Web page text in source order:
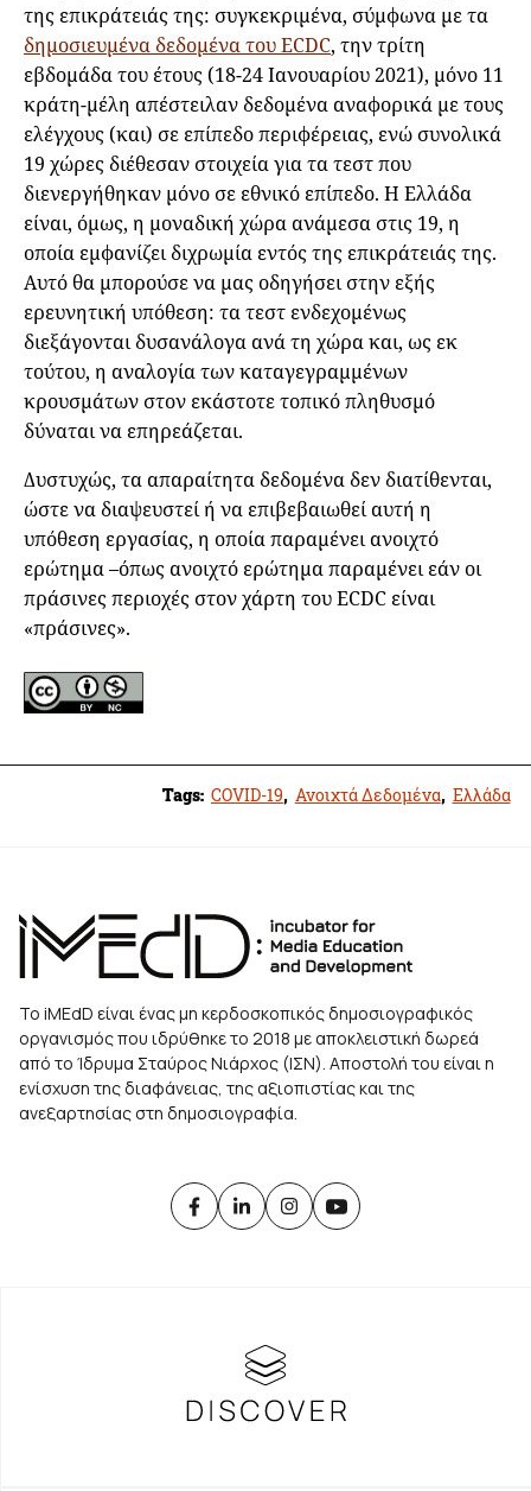
της επικράτειάς της: συγκεκριμένα, σύμφωνα με τα
δημοσιευμένα δεδομένα του ECDC, την τρίτη
εβδομάδα του έτους (18-24 Ιανουαρίου 2021), μόνο 11
κράτη-μέλη απέστειλαν δεδομένα αναφορικά με τους
ελέγχους (και) σε επίπεδο περιφέρειας, ενώ συνολικά
19 χώρες διέθεσαν στοιχεία για τα τεστ που
διενεργήθηκαν μόνο σε εθνικό επίπεδο. Η Ελλάδα
είναι, όμως, η μοναδική χώρα ανάμεσα στις 19, η
οποία εμφανίζει διχρωμία εντός της επικράτειάς της.
Αυτό θα μπορούσε να μας οδηγήσει στην εξής
ερευνητική υπόθεση: τα τεστ ενδεχομένως
διεξάγονται δυσανάλογα ανά τη χώρα και, ως εκ
τούτου, η αναλογία των καταγεγραμμένων
κρουσμάτων στον εκάστοτε τοπικό πληθυσμό
δύναται να επηρεάζεται.
Δυστυχώς, τα απαραίτητα δεδομένα δεν διατίθενται,
ώστε να διαψευστεί ή να επιβεβαιωθεί αυτή η
υπόθεση εργασίας, η οποία παραμένει ανοιχτό
ερώτημα –όπως ανοιχτό ερώτημα παραμένει εάν οι
πράσινες περιοχές στον χάρτη του ECDC είναι
«πράσινες».
Tags: COVID-19, Ανοιχτά Δεδομένα, Ελλάδα
Το iMEdD είναι ένας μη κερδοσκοπικός δημοσιογραφικός
οργανισμός που ιδρύθηκε το 2018 με αποκλειστική δωρεά
από το Ίδρυμα Σταύρος Νιάρχος (ΙΣΝ). Αποστολή του είναι η
ενίσχυση της διαφάνειας, της αξιοπιστίας και της
ανεξαρτησίας στη δημοσιογραφία.